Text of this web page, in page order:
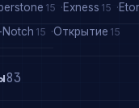
15 Exness 15
Notch 15 Открытие 15
83